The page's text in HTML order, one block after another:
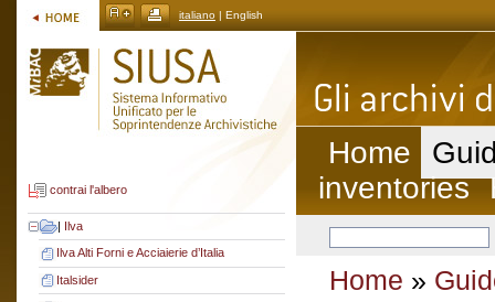
italiano | English
contrai l'albero
| Ilva
Ilva Alti Forni e Acciaierie d’Italia
Italsider
Home
inventories
Home »